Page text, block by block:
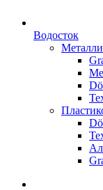
Водосток